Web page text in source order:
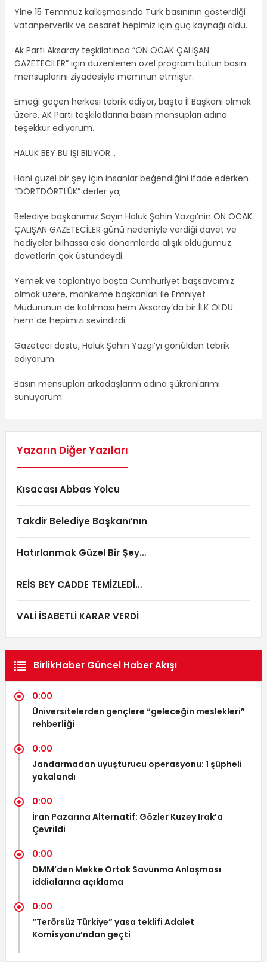
Yine 15 Temmuz kalkışmasında Türk basınının gösterdiği
vatanperverlik ve cesaret hepimiz için güç kaynağı oldu.
Ak Parti Aksaray teşkilatınca “ON OCAK ÇALIŞAN
GAZETECİLER” için düzenlenen özel program bütün basın
mensuplarını ziyadesiyle memnun etmiştir.
Emeği geçen herkesi tebrik ediyor, başta İl Başkanı olmak
üzere, AK Parti teşkilatlarına basın mensupları adına
teşekkür ediyorum.
HALUK BEY BU İŞİ BİLİYOR…
Hani güzel bir şey için insanlar beğendiğini ifade ederken
“DÖRTDÖRTLÜK” derler ya;
Belediye başkanımız Sayın Haluk Şahin Yazgı’nin ON OCAK
ÇALIŞAN GAZETECİLER günü nedeniyle verdiği davet ve
hediyeler bilhassa eski dönemlerde alışık olduğumuz
davetlerin çok üstündeydi.
Yemek ve toplantıya başta Cumhuriyet başsavcımız
olmak üzere, mahkeme başkanları ile Emniyet
Müdürünün de katılması hem Aksaray’da bir İLK OLDU
hem de hepimizi sevindirdi.
Gazeteci dostu, Haluk Şahin Yazgı’yı gönülden tebrik
ediyorum.
Basın mensupları arkadaşlarım adına şükranlarımı
sunuyorum.
Yazarın Diğer Yazıları
Kısacası Abbas Yolcu
Takdir Belediye Başkanı’nın
Hatırlanmak Güzel Bir Şey…
REİS BEY CADDE TEMİZLEDİ…
VALİ İSABETLİ KARAR VERDİ
BirlikHaber Güncel Haber Akışı
0:00
Üniversitelerden gençlere “geleceğin meslekleri”
rehberliği
0:00
Jandarmadan uyuşturucu operasyonu: 1 şüpheli
yakalandı
0:00
İran Pazarına Alternatif: Gözler Kuzey Irak’a
Çevrildi
0:00
DMM’den Mekke Ortak Savunma Anlaşması
iddialarına açıklama
0:00
“Terörsüz Türkiye” yasa teklifi Adalet
Komisyonu’ndan geçti